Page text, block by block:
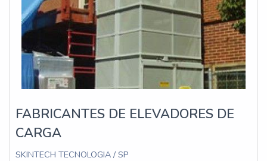
FABRICANTES DE ELEVADORES DE
CARGA
SKINTECH TECNOLOGIA / SP